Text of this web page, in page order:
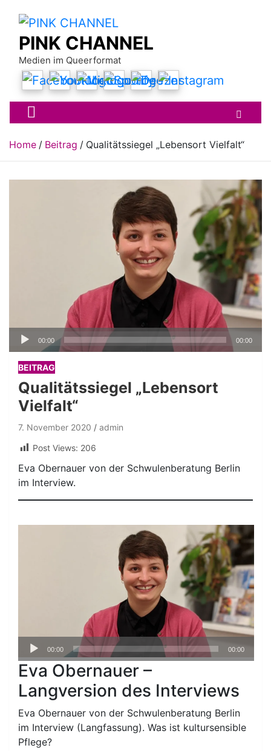
contentPINK CHANNEL
Medien im Queerformat
Home Beitrag Qualitätssiegel „Lebensort Vielfalt“
Audio-
00:00 00:00
BEITRAG
Qualitätssiegel „Lebensort
Vielfalt“
7. November 2020
admin
Post Views: 206
Eva Obernauer von der Schwulenberatung Berlin
im Interview.
Audio-
Player
00:00 00:00
Eva Obernauer –
Langversion des Interviews
Eva Obernauer von der Schwulenberatung Berlin
im Interview (Langfassung). Was ist kultursensible
Pflege?